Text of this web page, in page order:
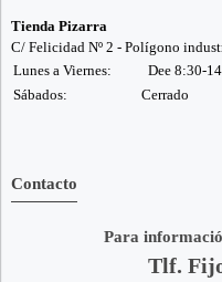
Tienda Pizarra
C/ Felicidad Nº 2 - Polígono
Lunes a Viernes:
Dee 8:30-
Sábados:
Cerrado
Contacto
Para
Tlf.